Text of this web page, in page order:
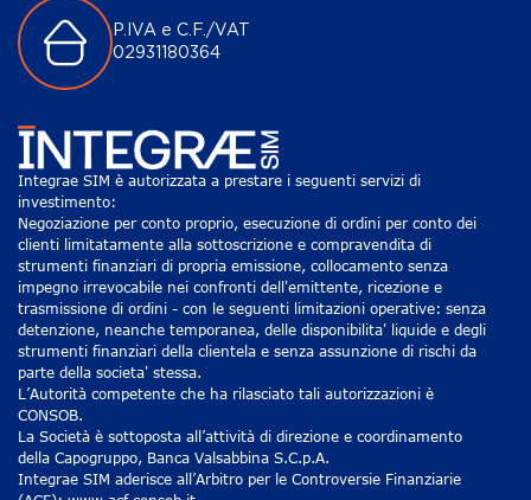
P.IVA e C.F./VAT
02931180364
Integrae SIM è autorizzata a prestare i seguenti servizi di
investimento:
Negoziazione per conto proprio, esecuzione di ordini per conto dei
clienti limitatamente alla sottoscrizione e compravendita di
strumenti finanziari di propria emissione, collocamento senza
impegno irrevocabile nei confronti dell'emittente, ricezione e
trasmissione di ordini - con le seguenti limitazioni operative: senza
detenzione, neanche temporanea, delle disponibilita' liquide e degli
strumenti finanziari della clientela e senza assunzione di rischi da
parte della societa' stessa.
L’Autorità competente che ha rilasciato tali autorizzazioni è
CONSOB.
La Società è sottoposta all’attività di direzione e coordinamento
della Capogruppo, Banca Valsabbina S.C.p.A.
Integrae SIM aderisce all’Arbitro per le Controversie Finanziarie